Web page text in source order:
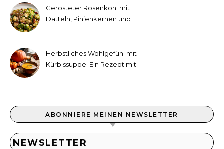
Gerösteter Rosenkohl mit
Datteln, Pinienkernen und
Herbstliches Wohlgefühl mit
Kürbissuppe: Ein Rezept mit
ABONNIERE MEINEN NEWSLETTER
NEWSLETTER